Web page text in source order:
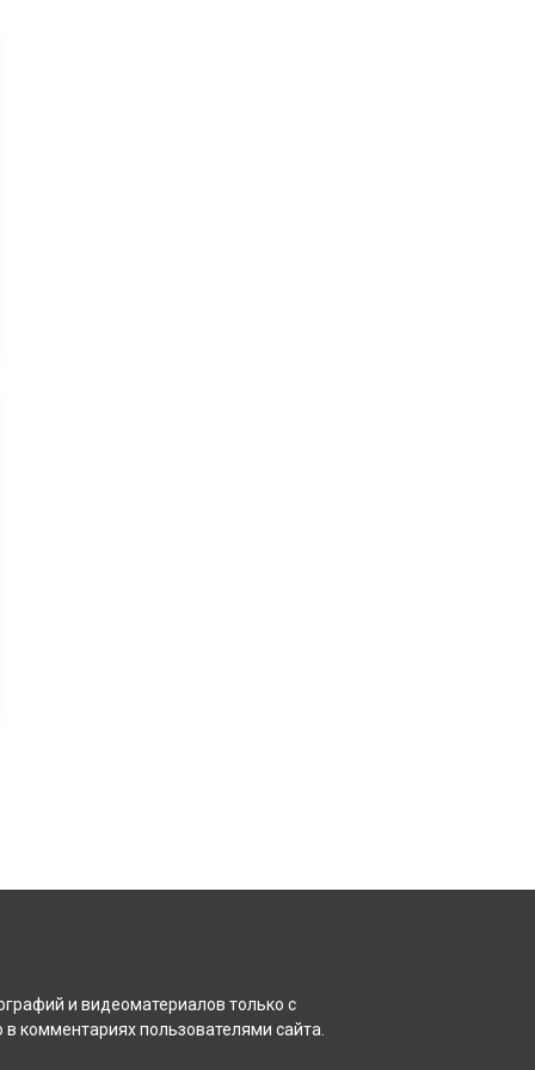
и видеоматериалов только с
комментариях пользователями сайта.